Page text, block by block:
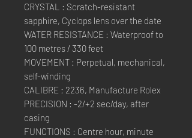
CRYSTAL : Scratch-resistant
sapphire, Cyclops lens over the date
WATER RESISTANCE : Waterproof to
100 metres / 330 feet
MOVEMENT : Perpetual, mechanical,
self-winding
CALIBRE : 2236, Manufacture Rolex
PRECISION : -2/+2 sec/day, after
casing
FUNCTIONS : Centre hour, minute